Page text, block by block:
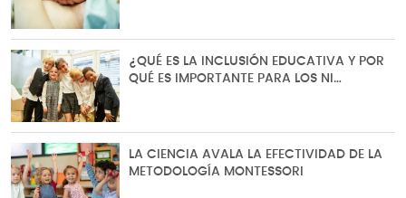
¿QUÉ ES LA INCLUSIÓN EDUCATIVA Y POR
QUÉ ES IMPORTANTE PARA LOS NI…
LA CIENCIA AVALA LA EFECTIVIDAD DE LA
METODOLOGÍA MONTESSORI